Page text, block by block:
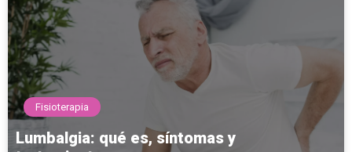
Fisioterapia
Lumbalgia: qué es, síntomas y